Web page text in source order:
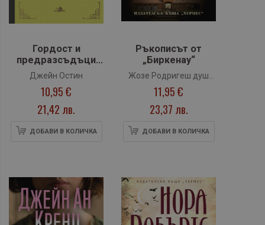
Гордост и
предразсъдъци
(Клуб класика)
Джейн Остин
10,95 €
21,42 лв.
ДОБАВИ В КОЛИЧКА
Ръкописът от
„Биркенау“
Жозе Родригеш душ
Сантуш
11,95 €
23,37 лв.
ДОБАВИ В КОЛИЧКА